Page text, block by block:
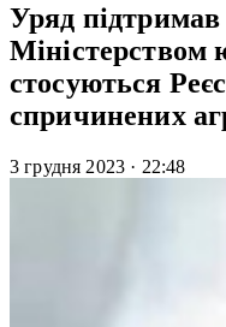
Уряд підтримав
Міністерством
стосуються
спричинених
3 грудня 2023 · 22:48